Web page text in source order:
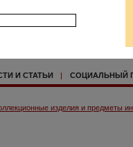
И СТАТЬИ | СОЦИАЛЬНЫЙ
изделия и предметы